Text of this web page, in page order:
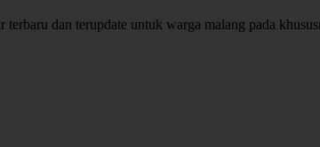
dan terupdate untuk warga malang pada